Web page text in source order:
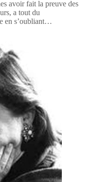
avoir fait la preuve des
a tout du
en s’oubliant…